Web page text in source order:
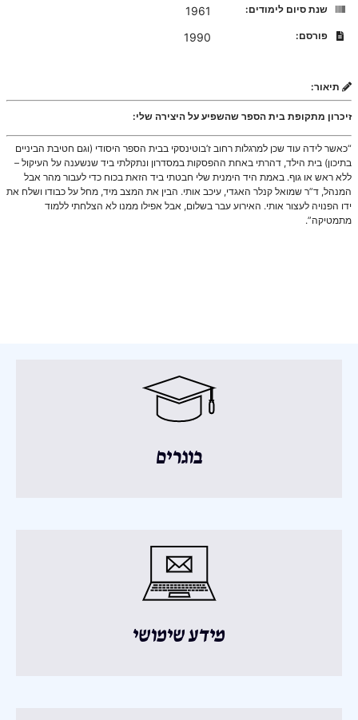
שנת סיום לימודים:
1961
פורסם: 1990
תיאור:
זיכרון מתקופת בית הספר שהשפיע על היצירה שלי:
“כאשר לידה עוד שכן למרגלות רחוב ז’בוטינסקי בבית הספר היסודי (וגם חטיבת הביניים
בתיכון) בית הילד, דהרתי באחת ההפסקות במסדרון ונתקלתי ביד שנשענה על העיקול –
ללא ראש או גוף. באמת היד הימנית שלי חבטתי ביד הזאת בכוח כדי לעבור מהר אבל
המנהל, ד”ר שמואל קנלר האגדי, עיכב אותי. הבין את המצב מיד, מחל על כבודו ושלח את
ידו הפנויה לעצור אותי. האירוע עבר בשלום, אבל אפילו ממנו לא הצלחתי ללמוד
מתמטיקה”.
בוגרים
מידע שימושי